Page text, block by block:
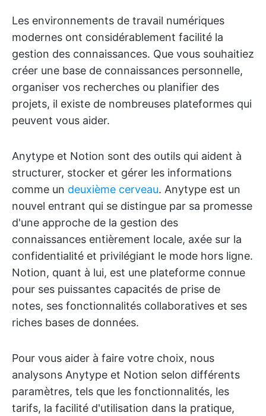
Les environnements de travail numériques
modernes ont considérablement facilité la
gestion des connaissances. Que vous souhaitiez
créer une base de connaissances personnelle,
organiser vos recherches ou planifier des
projets, il existe de nombreuses plateformes qui
peuvent vous aider.
Anytype et Notion sont des outils qui aident à
structurer, stocker et gérer les informations
comme un deuxième cerveau. Anytype est un
nouvel entrant qui se distingue par sa promesse
d'une approche de la gestion des
connaissances entièrement locale, axée sur la
confidentialité et privilégiant le mode hors ligne.
Notion, quant à lui, est une plateforme connue
pour ses puissantes capacités de prise de
notes, ses fonctionnalités collaboratives et ses
riches bases de données.
Pour vous aider à faire votre choix, nous
analysons Anytype et Notion selon différents
paramètres, tels que les fonctionnalités, les
tarifs, la facilité d'utilisation dans la pratique,